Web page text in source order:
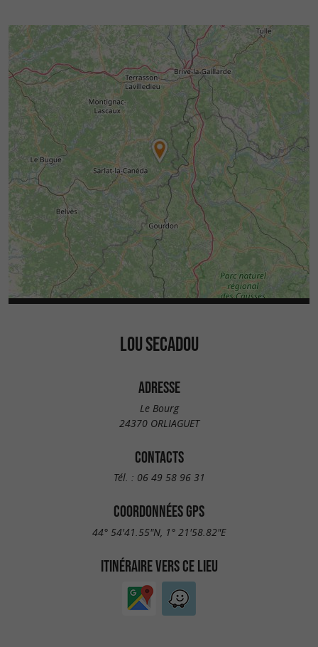
LOU SECADOU
ADRESSE
Le Bourg
24370 ORLIAGUET
CONTACTS
Tél. : 06 49 58 96 31
COORDONNÉES GPS
44° 54'41.55"N, 1° 21'58.82"E
ITINÉRAIRE VERS CE LIEU